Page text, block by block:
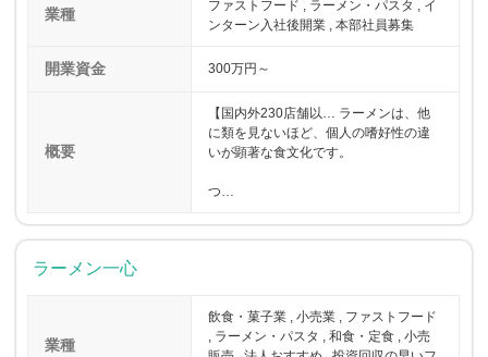
業種
ファストフード , ラーメン・パスタ , イ
ンターン入社後開業 , 本部社員募集
開業資金 300万円～
概要
【国内外230店舗以… ラーメンは、他
に類を見ないほど、個人の嗜好性の違
いが顕著な食文化です。
つ…
ラーメン一心
業種
飲食・菓子業 , 小売業 , ファストフード
, ラーメン・パスタ , 和食・定食 , 小売